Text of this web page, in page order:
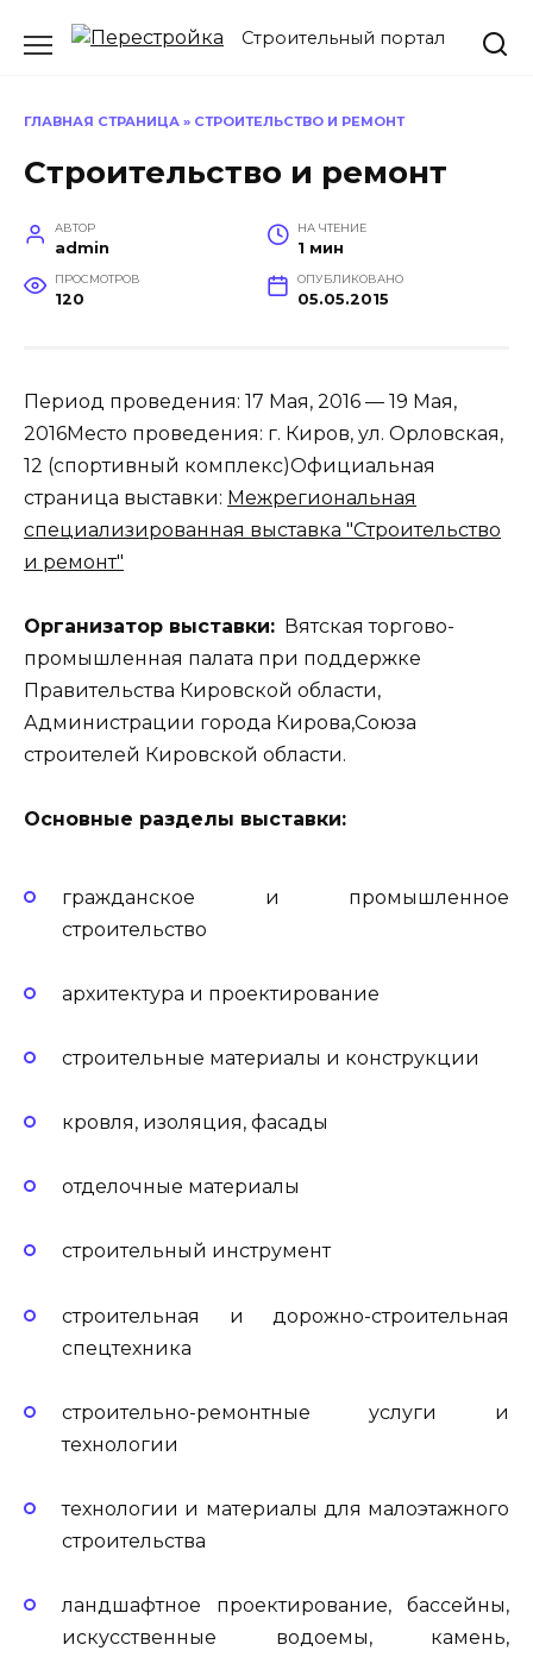
Строительный портал
ГЛАВНАЯ СТРАНИЦА » СТРОИТЕЛЬСТВО И РЕМОНТ
Строительство и ремонт
АВТОР
admin
НА ЧТЕНИЕ
1 мин
ПРОСМОТРОВ
120
ОПУБЛИКОВАНО
05.05.2015
Период проведения: 17 Мая, 2016 — 19 Мая,
2016Место проведения: г. Киров, ул. Орловская,
12 (спортивный комплекс)Официальная
страница выставки: Межрегиональная
специализированная выставка "Строительство
и ремонт"
Организатор выставки: Вятская торгово-
промышленная палата при поддержке
Правительства Кировской области,
Администрации города Кирова,Союза
строителей Кировской области.
Основные разделы выставки:
гражданское и промышленное
строительство
архитектура и проектирование
строительные материалы и конструкции
кровля, изоляция, фасады
отделочные материалы
строительный инструмент
строительная и дорожно-строительная
спецтехника
строительно-ремонтные услуги и
технологии
технологии и материалы для малоэтажного
строительства
ландшафтное проектирование, бассейны,
искусственные водоемы, камень,